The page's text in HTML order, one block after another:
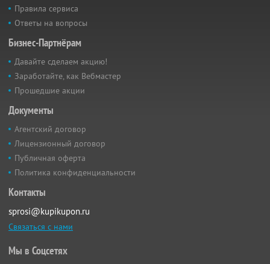
Правила сервиса
Ответы на вопросы
Бизнес-Партнёрам
Давайте сделаем акцию!
Заработайте, как Вебмастер
Прошедшие акции
Документы
Агентский договор
Лицензионный договор
Публичная оферта
Политика конфиденциальности
Контакты
sprosi@kupikupon.ru
Связаться с нами
Мы в Соцсетях